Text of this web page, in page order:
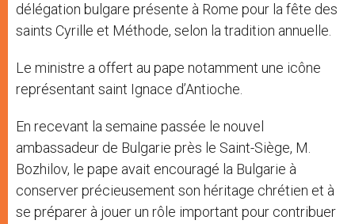
délégation bulgare présente à Rome pour la fête des
saints Cyrille et Méthode, selon la tradition annuelle.
Le ministre a offert au pape notamment une icône
représentant saint Ignace d’Antioche.
En recevant la semaine passée le nouvel
ambassadeur de Bulgarie près le Saint-Siège, M.
Bozhilov, le pape avait encouragé la Bulgarie à
conserver précieusement son héritage chrétien et à
se préparer à jouer un rôle important pour contribuer